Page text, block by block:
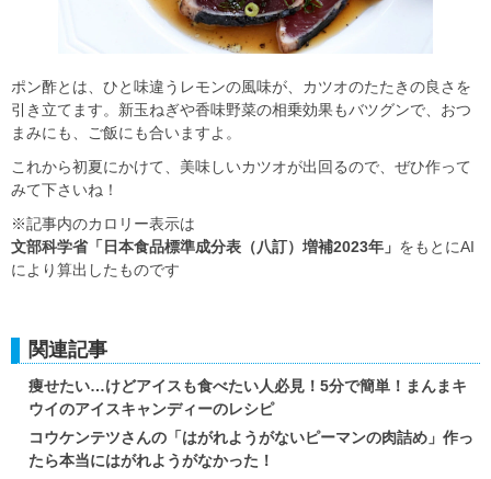
ポン酢とは、ひと味違うレモンの風味が、カツオのたたきの良さを
引き立てます。新玉ねぎや香味野菜の相乗効果もバツグンで、おつ
まみにも、ご飯にも合いますよ。
これから初夏にかけて、美味しいカツオが出回るので、ぜひ作って
みて下さいね！
※記事内のカロリー表示は
文部科学省「日本食品標準成分表（八訂）増補2023年」 をもとにAI
により算出したものです
関連記事
痩せたい…けどアイスも食べたい人必見！5分で簡単！まんまキ
ウイのアイスキャンディーのレシピ
コウケンテツさんの「はがれようがないピーマンの肉詰め」作っ
たら本当にはがれようがなかった！